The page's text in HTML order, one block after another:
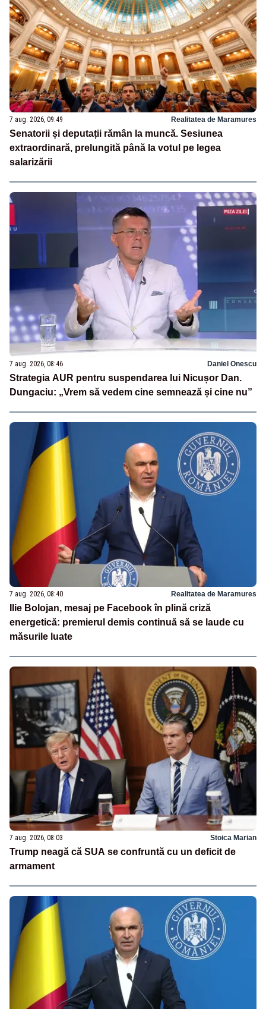
7 aug. 2026, 09:49 Realitatea de Maramures
Senatorii și deputații rămân la muncă. Sesiunea
extraordinară, prelungită până la votul pe legea
salarizării
7 aug. 2026, 08:46 Daniel Onescu
Strategia AUR pentru suspendarea lui Nicușor Dan.
Dungaciu: „Vrem să vedem cine semnează și cine nu”
7 aug. 2026, 08:40 Realitatea de Maramures
Ilie Bolojan, mesaj pe Facebook în plină criză
energetică: premierul demis continuă să se laude cu
măsurile luate
7 aug. 2026, 08:03 Stoica Marian
Trump neagă că SUA se confruntă cu un deficit de
armament